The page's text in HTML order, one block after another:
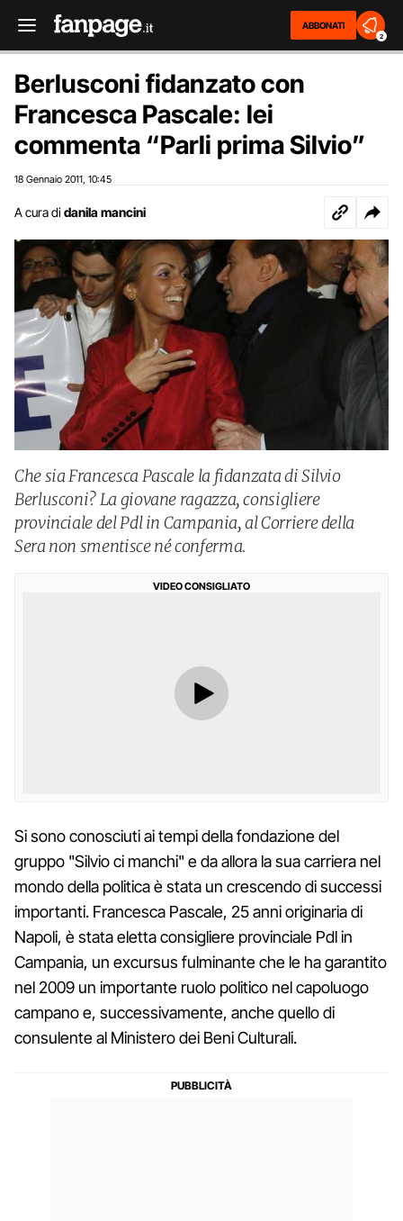
ABBONATI
2
Berlusconi fidanzato con
Francesca Pascale: lei
commenta “Parli prima Silvio”
18 Gennaio 2011 10:45
A cura di danila mancini
Che sia Francesca Pascale la fidanzata di Silvio
Berlusconi? La giovane ragazza, consigliere
provinciale del Pdl in Campania, al Corriere della
Sera non smentisce né conferma.
VIDEO CONSIGLIATO
Si sono conosciuti ai tempi della fondazione del
gruppo "Silvio ci manchi" e da allora la sua carriera nel
mondo della politica è stata un crescendo di successi
importanti. Francesca Pascale, 25 anni originaria di
Napoli, è stata eletta consigliere provinciale Pdl in
Campania, un excursus fulminante che le ha garantito
nel 2009 un importante ruolo politico nel capoluogo
campano e, successivamente, anche quello di
consulente al Ministero dei Beni Culturali.